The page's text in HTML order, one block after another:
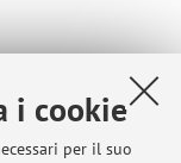
i cookie
per il suo